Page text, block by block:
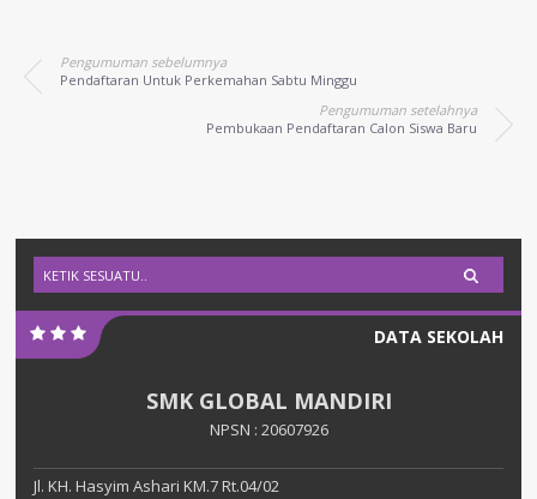
Pengumuman sebelumnya
Pendaftaran Untuk Perkemahan Sabtu Minggu
Pengumuman setelahnya
Pembukaan Pendaftaran Calon Siswa Baru
DATA SEKOLAH
SMK GLOBAL MANDIRI
NPSN : 20607926
Jl. KH. Hasyim Ashari KM.7 Rt.04/02